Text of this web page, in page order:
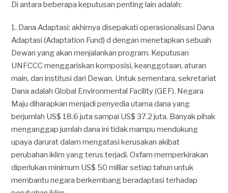
Di antara beberapa keputusan penting lain adalah:
1. Dana Adaptasi: akhirnya disepakati operasionalisasi Dana
Adaptasi (Adaptation Fund) d dengan menetapkan sebuah
Dewan yang akan menjalankan program. Keputusan
UNFCCC menggariskan komposisi, keanggotaan, aturan
main, dan institusi dari Dewan. Untuk sementara, sekretariat
Dana adalah Global Environmental Facility (GEF). Negara
Maju diharapkan menjadi penyedia utama dana yang
berjumlah US$ 18.6 juta sampai US$ 37.2 juta. Banyak pihak
menganggap jumlah dana ini tidak mampu mendukung
upaya darurat dalam mengatasi kerusakan akibat
perubahan iklim yang terus terjadi. Oxfam memperkirakan
diperlukan minimum US$ 50 milliar setiap tahun untuk
membantu negara berkembang beradaptasi terhadap